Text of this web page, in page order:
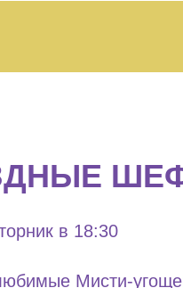
в 18:30
Мисти-